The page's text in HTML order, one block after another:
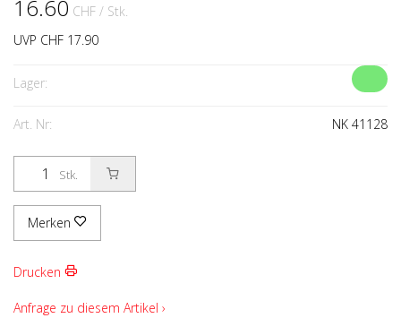
16.60 CHF / Stk.
UVP CHF 17.90
Lager:
Art. Nr: NK 41128
Stk.
Merken
Drucken
Anfrage zu diesem Artikel ›